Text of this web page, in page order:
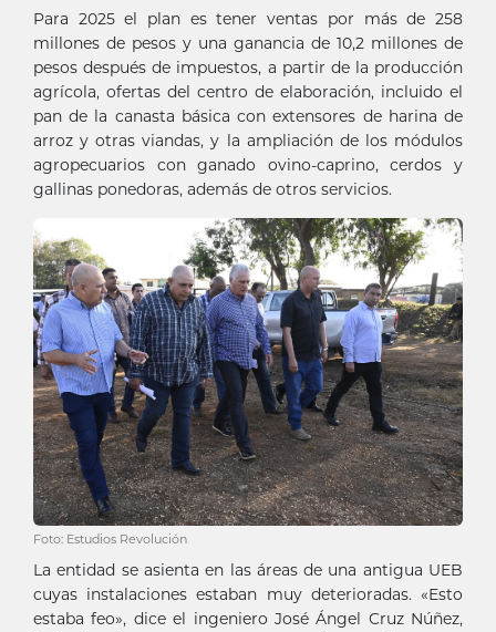
Para 2025 el plan es tener ventas por más de 258
millones de pesos y una ganancia de 10,2 millones de
pesos después de impuestos, a partir de la producción
agrícola, ofertas del centro de elaboración, incluido el
pan de la canasta básica con extensores de harina de
arroz y otras viandas, y la ampliación de los módulos
agropecuarios con ganado ovino-caprino, cerdos y
gallinas ponedoras, además de otros servicios.
Foto: Estudios Revolución
La entidad se asienta en las áreas de una antigua UEB
cuyas instalaciones estaban muy deterioradas. «Esto
estaba feo», dice el ingeniero José Ángel Cruz Núñez,